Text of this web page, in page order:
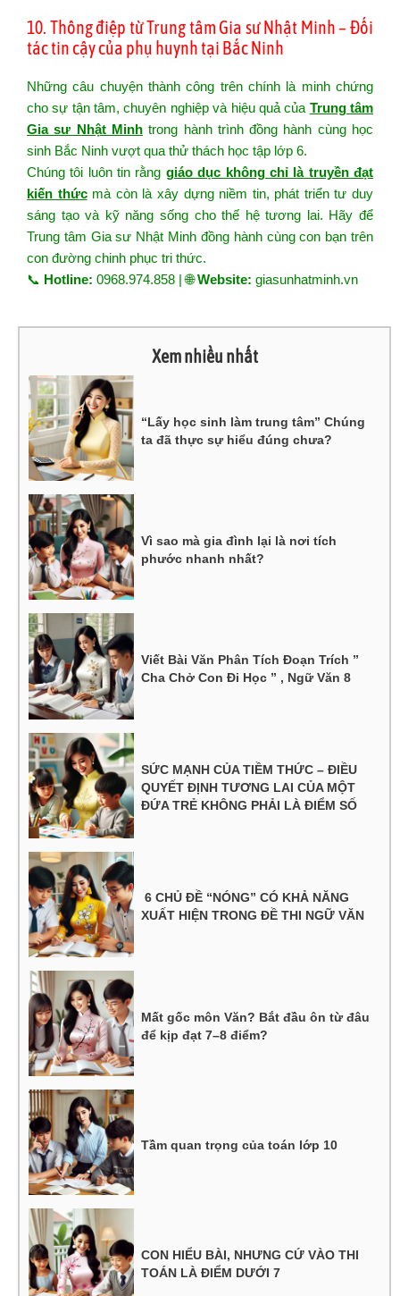
10. Thông điệp từ Trung tâm Gia sư Nhật Minh – Đối
tác tin cậy của phụ huynh tại Bắc Ninh
Những câu chuyện thành công trên chính là minh chứng
cho sự tận tâm, chuyên nghiệp và hiệu quả của Trung tâm
Gia sư Nhật Minhtrong hành trình đồng hành cùng học
sinh Bắc Ninh vượt qua thử thách học tập lớp 6.
Chúng tôi luôn tin rằng giáo dục không chỉ là truyền đạt
kiến thứcmà còn là xây dựng niềm tin, phát triển tư duy
sáng tạo và kỹ năng sống cho thế hệ tương lai. Hãy để
Trung tâm Gia sư Nhật Minh đồng hành cùng con bạn trên
con đường chinh phục tri thức.
📞 Hotline: 0968.974.858 | 🌐Website: giasunhatminh.vn
Xem nhiều nhất
“Lấy học sinh làm trung tâm” Chúng
ta đã thực sự hiểu đúng chưa?
Vì sao mà gia đình lại là nơi tích
phước nhanh nhất?
Viết Bài Văn Phân Tích Đoạn Trích ”
Cha Chở Con Đi Học ” , Ngữ Văn 8
SỨC MẠNH CỦA TIỀM THỨC – ĐIỀU
QUYẾT ĐỊNH TƯƠNG LAI CỦA MỘT
ĐỨA TRẺ KHÔNG PHẢI LÀ ĐIỂM SỐ
6 CHỦ ĐỀ “NÓNG” CÓ KHẢ NĂNG
XUẤT HIỆN TRONG ĐỀ THI NGỮ VĂN
Mất gốc môn Văn? Bắt đầu ôn từ đâu
để kịp đạt 7–8 điểm?
Tầm quan trọng của toán lớp 10
CON HIỂU BÀI, NHƯNG CỨ VÀO THI
TOÁN LÀ ĐIỂM DƯỚI 7